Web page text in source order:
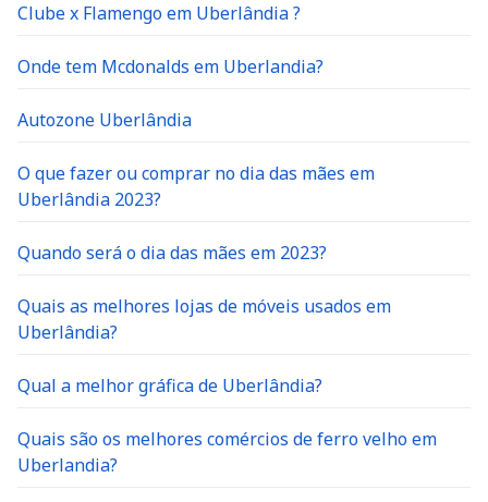
Clube x Flamengo em Uberlândia ?
Onde tem Mcdonalds em Uberlandia?
Autozone Uberlândia
O que fazer ou comprar no dia das mães em
Uberlândia 2023?
Quando será o dia das mães em 2023?
Quais as melhores lojas de móveis usados em
Uberlândia?
Qual a melhor gráfica de Uberlândia?
Quais são os melhores comércios de ferro velho em
Uberlandia?